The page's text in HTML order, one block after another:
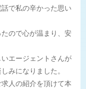
で私の辛かった思い
ので心が温まり、安
エージェントさんが
みになりました。
人の紹介を頂けて本